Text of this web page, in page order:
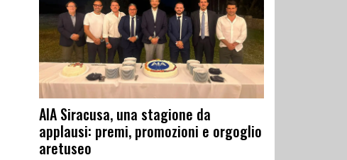
AIA Siracusa, una stagione da
applausi: premi, promozioni e orgoglio
aretuseo